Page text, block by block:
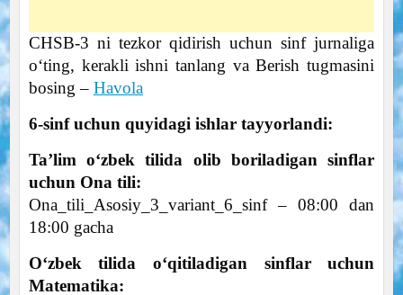
CHSB-3 ni tezkor qidirish uchun sinf jurnaliga
o‘ting, kerakli ishni tanlang va Berish tugmasini
bosing – Havola
6-sinf uchun quyidagi ishlar tayyorlandi:
Ta’lim o‘zbek tilida olib boriladigan sinflar
uchun Ona tili:
Ona_tili_Asosiy_3_variant_6_sinf – 08:00 dan
18:00 gacha
O‘zbek tilida o‘qitiladigan sinflar uchun
Matematika: